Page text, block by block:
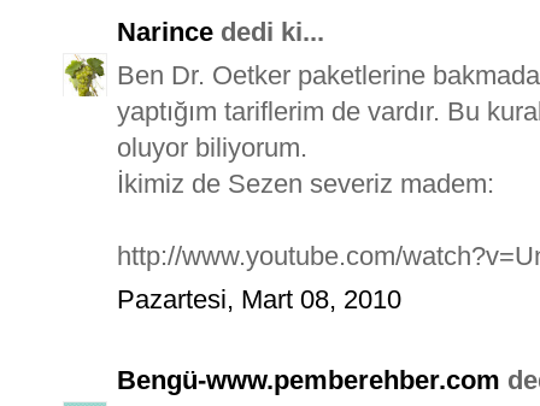
Narince dedi ki...
Ben Dr. Oetker paketlerine
yaptığım tariflerim de vardır. Bu
oluyor biliyorum.
İkimiz de Sezen severiz madem:
http://www.youtube.com/
Pazartesi, Mart 08, 2010
Bengü-www.pemberehber.com